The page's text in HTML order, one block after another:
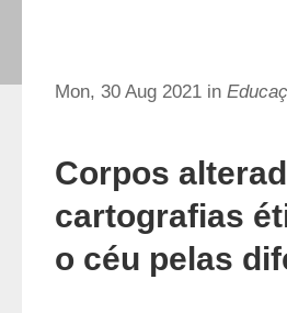
Mon, 30 Aug 2021 in
Corpos
cartografias
o céu pelas